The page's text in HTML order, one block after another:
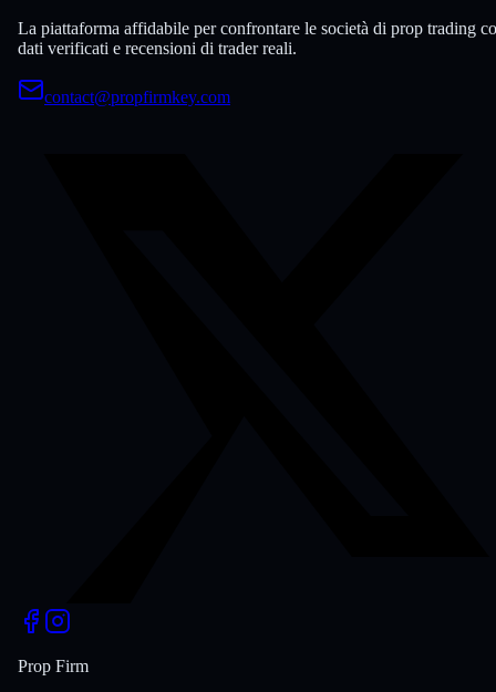
La piattaforma affidabile per confrontare le società di prop trading
dati verificati e recensioni di trader reali.
contact@propfirmkey.com
Prop Firm